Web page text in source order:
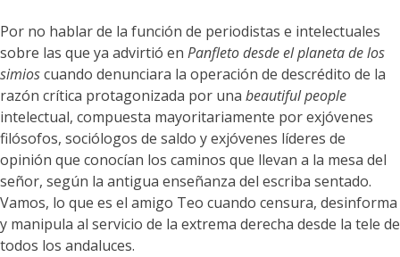
Por no hablar de la función de periodistas e intelectuales
sobre las que ya advirtió en Panfleto desde el planeta de los
simioscuando denunciara la operación de descrédito de la
razón crítica protagonizada por una beautiful people
intelectual, compuesta mayoritariamente por exjóvenes
filósofos, sociólogos de saldo y exjóvenes líderes de
opinión que conocían los caminos que llevan a la mesa del
señor, según la antigua enseñanza del escriba sentado.
Vamos, lo que es el amigo Teo cuando censura, desinforma
y manipula al servicio de la extrema derecha desde la tele de
todos los andaluces.